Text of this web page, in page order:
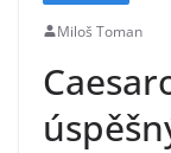
Miloš Toman